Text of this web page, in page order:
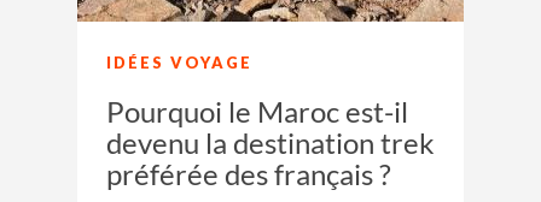
IDÉES VOYAGE
Pourquoi le Maroc est-il
devenu la destination trek
préférée des français ?